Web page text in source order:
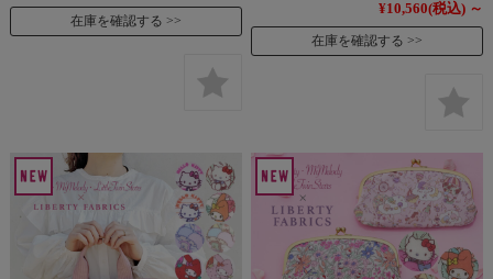
在庫を確認する
¥10,560(税込) ～
在庫を確認する